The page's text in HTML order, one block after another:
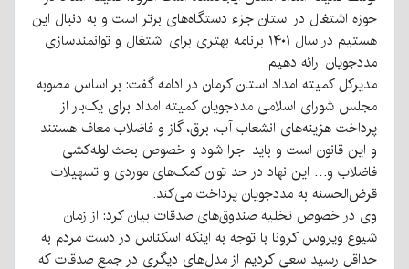
حوزه اشتغال در استان جزء دستگاه‌های برتر است و به دنبال این
هستیم در سال ۱۴۰۱ برنامه بهتری برای اشتغال و توانمندسازی
مددجویان ارائه دهیم.
مدیرکل کمیته امداد استان کرمان در ادامه گفت: بر اساس مصوبه
مجلس شورای اسلامی مددجویان کمیته امداد برای یک‌بار از
پرداخت هزینه‌های انشعاب آب، برق، گاز و فاضلاب معاف هستند
و این قانون است و باید اجرا شود و خصوص بحث لوله‌کشی
فاضلاب و… این نهاد در حد توان کمک‌های موردی و تسهیلات
قرض‌الحسنه به مددجویان پرداخت می‌کند.
وی در خصوص تخلیه صندوق‌های صدقات بیان کرد: از زمان
شیوع ویروس کرونا با توجه به اینکه اسکناس در دست مردم به
حداقل رسید سعی کردیم از مدل‌های دیگری در جمع صدقات که